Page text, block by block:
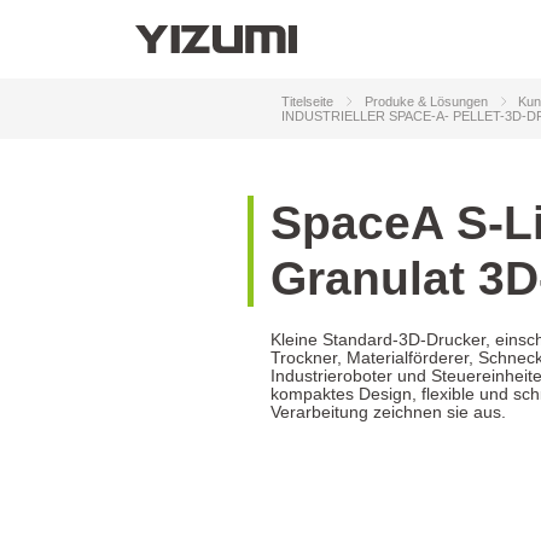
Titelseite
Produke & Lösungen
INDUSTRIELLER SPACE-A- PELLET-3D-
SpaceA S-Li
Granulat 3D
Kleine Standard-3D-Drucker,
Trockner, Materialförderer,
Industrieroboter und
kompaktes Design, flexible und
Verarbeitung zeichnen sie aus.